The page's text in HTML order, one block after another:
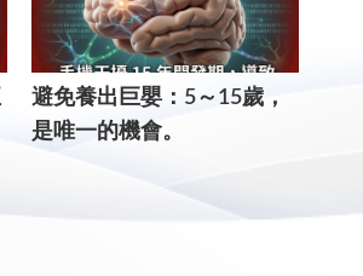
​避免養出巨嬰：5～15歲，
是唯一的機會。